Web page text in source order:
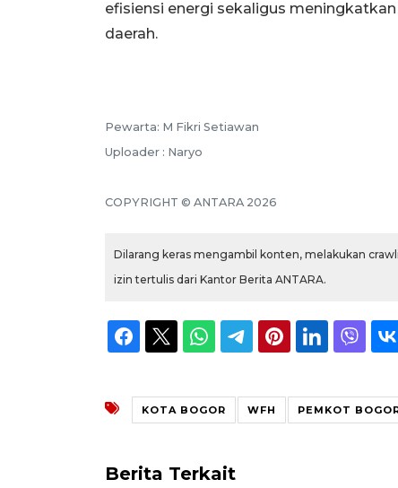
efisiensi energi sekaligus
daerah.
Pewarta: M Fikri Setiawan
Uploader : Naryo
COPYRIGHT © ANTARA 2026
Dilarang keras mengambil konten, melakukan
izin tertulis dari Kantor Berita ANTARA.
KOTA BOGOR WFH PEMKOT
Berita Terkait